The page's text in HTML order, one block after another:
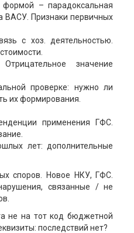
– парадоксальная
ВАСУ. Признаки первичных
с хоз. деятельностью.
значение
проверке: нужно ли
их формирования.
применения ГФС.
лет: дополнительные
споров. Новое НКУ, ГФС.
связанные / не
не на тот код бюджетной
последствий нет?